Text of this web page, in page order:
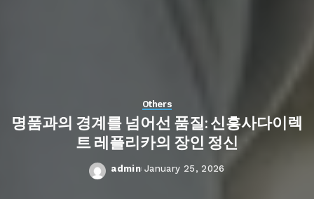
Others
명품과의 경계를 넘어선 품질: 신흥사다이렉
트 레플리카의 장인 정신
Posted
admin January 25, 2026